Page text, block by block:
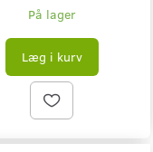
På lager
Læg i kurv